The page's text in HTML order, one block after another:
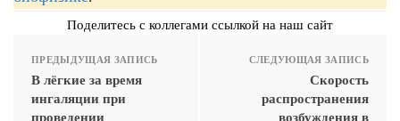
Поделитесь с коллегами ссылкой на наш сайт
ПРЕДЫДУЩАЯ ЗАПИСЬ
В лёгкие за время
ингаляции при
проведении
СЛЕДУЮЩАЯ ЗАПИСЬ
Скорость
распространения
возбуждения в